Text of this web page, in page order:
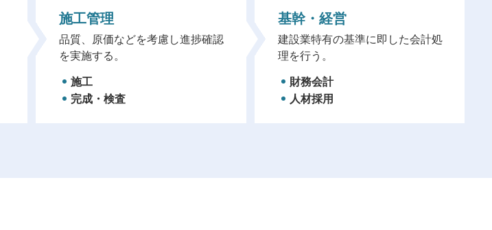
施工管理
品質、原価などを考慮し進捗確認
を実施する。
施工
完成・検査
基幹・経営
建設業特有の基準に即した会計処
理を行う。
財務会計
人材採用